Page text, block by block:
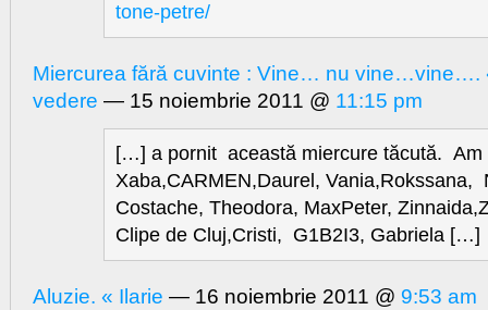
tone-petre/
Miercurea fără cuvinte : Vine… nu vine…vine….
vedere — 15 noiembrie 2011 @ 11:15 pm
[…] a pornit această miercure tăcută. Am
Xaba,CARMEN,Daurel, Vania,Rokssana,
Costache, Theodora, MaxPeter,
Clipe de Cluj,Cristi, G1B2I3, Gabriela […]
Aluzie. « Ilarie — 16 noiembrie 2011 @ 9:53 am